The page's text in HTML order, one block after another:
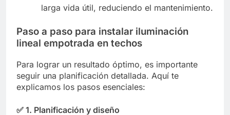
larga vida útil, reduciendo el mantenimiento.
Paso a paso para instalar iluminación
lineal empotrada en techos
Para lograr un resultado óptimo, es importante
seguir una planificación detallada. Aquí te
explicamos los pasos esenciales:
✅ 1. Planificación y diseño